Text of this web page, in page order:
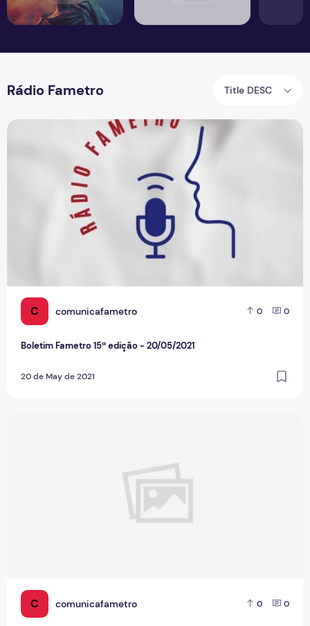
Rádio Fametro Title DESC
C comunicafametro 0 0
Boletim Fametro 15ª edição - 20/05/2021
20 de May de 2021
Boletim Fametro 15ª edição - 20/05/2021
C comunicafametro 0 0